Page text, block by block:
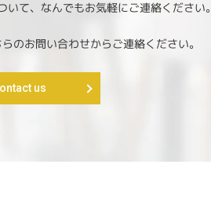
て、なんでもお気軽にご連絡ください。
のお問い合わせからご連絡ください。
us